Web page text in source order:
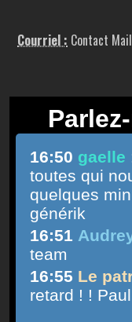
Courriel : Contact Mail